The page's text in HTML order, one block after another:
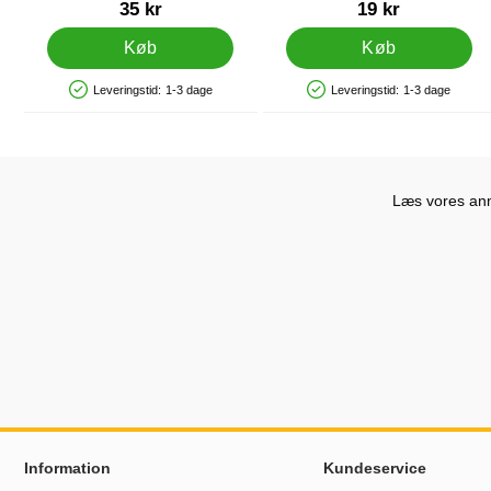
35 kr
Køb
Produkttilgængelighed: På lager
Leveringstid: 1-3 dage
19 kr
Køb
Produkttilgængelighed: På lager
Leveringstid: 1-3 dage
Læs vores
Sidefodsinhold Blandet info og links
Information Kundeservice